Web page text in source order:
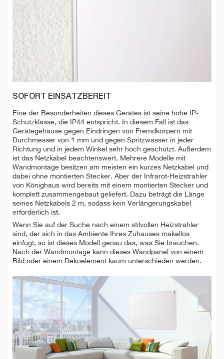
SOFORT EINSATZBEREIT
Eine der Besonderheiten dieses Gerätes ist seine hohe IP-
Schutzklasse, die IP44 entspricht. In diesem Fall ist das
Gerätegehäuse gegen Eindringen von Fremdkörpern mit
Durchmesser von 1 mm und gegen Spritzwasser in jeder
Richtung und in jedem Winkel sehr hoch geschützt. Außerdem
ist das Netzkabel beachtenswert. Mehrere Modelle mit
Wandmontage besitzen am meisten ein kurzes Netzkabel und
dabei ohne montierten Stecker. Aber der Infrarot-Heizstrahler
von Könighaus wird bereits mit einem montierten Stecker und
komplett zusammengebaut geliefert. Dazu beträgt die Länge
seines Netzkabels 2 m, sodass kein Verlängerungskabel
erforderlich ist.
Wenn Sie auf der Suche nach einem stilvollen Heizstrahler
sind, der sich in das Ambiente Ihres Zuhauses makellos
einfügt, so ist dieses Modell genau das, was Sie brauchen.
Nach der Wandmontage kann dieses Wandpanel von einem
Bild oder einem Dekoelement kaum unterschieden werden.